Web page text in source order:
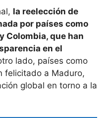
la reelección de
por países como
Colombia, que han
en el
lado, países como
felicitado a Maduro,
global en torno a la